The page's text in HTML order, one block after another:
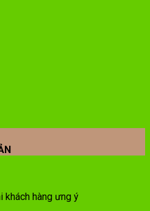
khách hàng ưng ý